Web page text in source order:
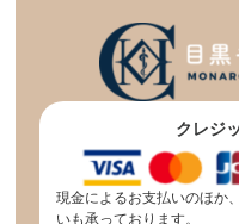
クレジ
現金によるお支払いのほか
いも承っております。